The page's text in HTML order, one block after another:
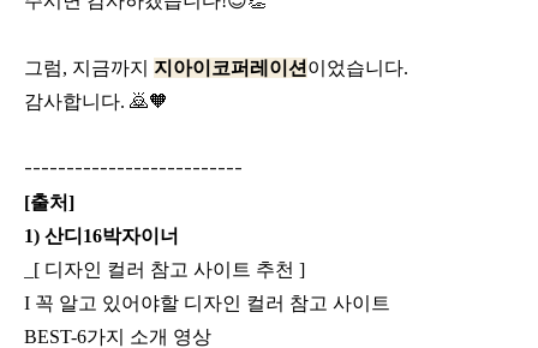
그럼, 지금까지 지아이코퍼레이션 이었습니다.
감사합니다. 🙇🧡
--------------------------
[출처]
1) 산디16박자이너
_[ 디자인 컬러 참고 사이트 추천 ]
I 꼭 알고 있어야할 디자인 컬러 참고 사이트
BEST-6가지 소개 영상